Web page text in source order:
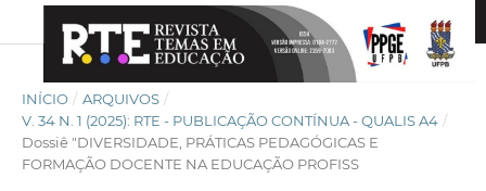
INÍCIO / ARQUIVOS /
V. 34 N. 1 (2025): RTE - PUBLICAÇÃO CONTÍNUA - QUALIS A4 /
Dossiê "DIVERSIDADE, PRÁTICAS PEDAGÓGICAS E
FORMAÇÃO DOCENTE NA EDUCAÇÃO PROFISS